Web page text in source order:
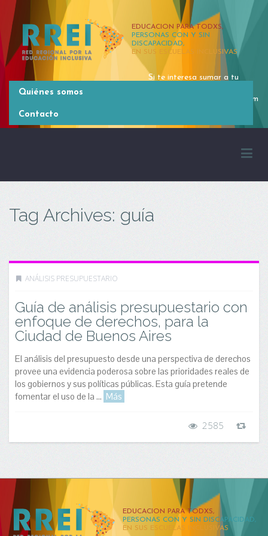
EDUCACION PARA TODXS,
PERSONAS CON Y SIN
DISCAPACIDAD,
EN SUS ESCUELAS INCLUSIVAS
Si te interesa sumar a tu
rrei.latinoamerica@gmail.com
Quiénes somos
Contacto
Tag Archives: guía
ANÁLISIS PRESUPUESTARIO
Guía de análisis presupuestario con
enfoque de derechos, para la
Ciudad de Buenos Aires
El análisis del presupuesto desde una perspectiva de derechos
provee una evidencia poderosa sobre las prioridades reales de
los gobiernos y sus políticas públicas. Esta guía pretende
fomentar el uso de la ... Más
2585
EDUCACION PARA TODXS,
PERSONAS CON Y SIN DISCAPACIDAD,
EN SUS ESCUELAS INCLUSIVAS